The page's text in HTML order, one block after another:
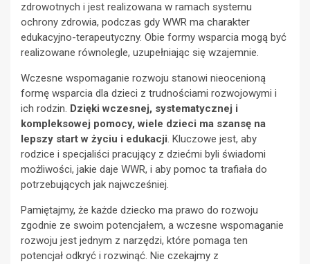
zdrowotnych i jest realizowana w ramach systemu
ochrony zdrowia, podczas gdy WWR ma charakter
edukacyjno-terapeutyczny. Obie formy wsparcia mogą być
realizowane równolegle, uzupełniając się wzajemnie.
Wczesne wspomaganie rozwoju stanowi nieocenioną
formę wsparcia dla dzieci z trudnościami rozwojowymi i
ich rodzin. Dzięki wczesnej, systematycznej i
kompleksowej pomocy, wiele dzieci ma szansę na
lepszy start w życiu i edukacji. Kluczowe jest, aby
rodzice i specjaliści pracujący z dziećmi byli świadomi
możliwości, jakie daje WWR, i aby pomoc ta trafiała do
potrzebujących jak najwcześniej.
Pamiętajmy, że każde dziecko ma prawo do rozwoju
zgodnie ze swoim potencjałem, a wczesne wspomaganie
rozwoju jest jednym z narzędzi, które pomaga ten
potencjał odkryć i rozwinąć. Nie czekajmy z